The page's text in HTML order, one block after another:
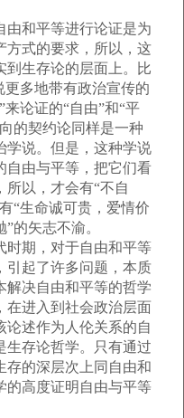
和平等进行论证是为
方式的要求，所以，这
到生存论的层面上。比
更多地带有政治宣传的
论证的“自由”和“平
的契约论同样是一种
学说。但是，这种学说
自由与平等，把它们看
以，才会有“不自
“生命诚可贵，爱情价
的矢志不渝。
期，对于自由和平等
引起了许多问题，本质
解决自由和平等的哲学
在进入到社会政治层面
论述作为人伦关系的自
生存论哲学。只有通过
存的深层次上同自由和
的高度证明自由与平等